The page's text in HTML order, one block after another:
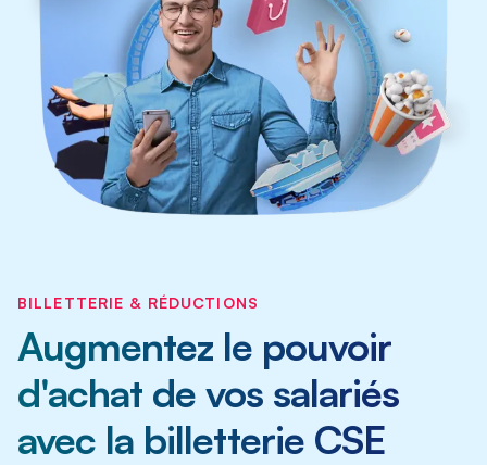
BILLETTERIE & RÉDUCTIONS
Augmentez le pouvoir
d'achat de vos salariés
avec la billetterie CSE